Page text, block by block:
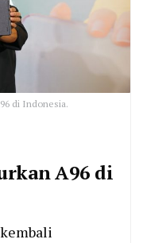
di Indonesia.
A96 di
kembali